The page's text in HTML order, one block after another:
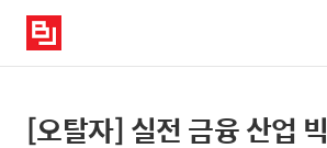
상
본
[오탈자] 실전 금융 산업